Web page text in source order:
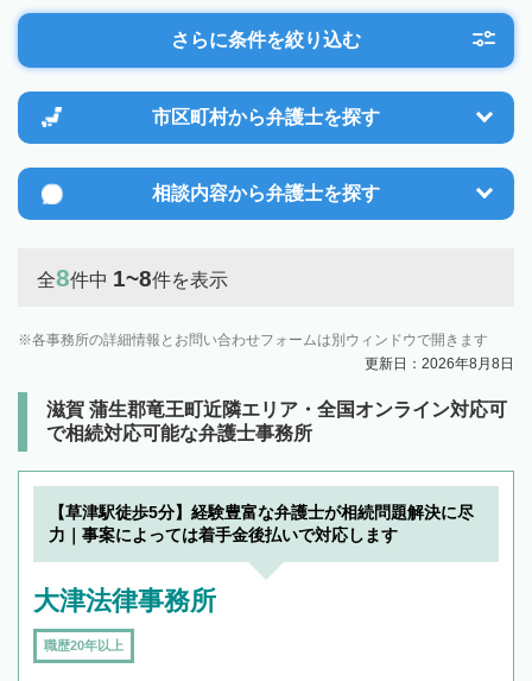
さらに条件を絞り込む
市区町村から弁護士を探す
相談内容から弁護士を探す
全8件中 1~8件を表示
各事務所の詳細情報とお問い合わせフォームは別ウィンドウで開きます
更新日：2026年8月8日
滋賀 蒲生郡竜王町近隣エリア・全国オンライン対応可
で相続対応可能な弁護士事務所
【草津駅徒歩5分】経験豊富な弁護士が相続問題解決に尽
力｜事案によっては着手金後払いで対応します
大津法律事務所
職歴20年以上